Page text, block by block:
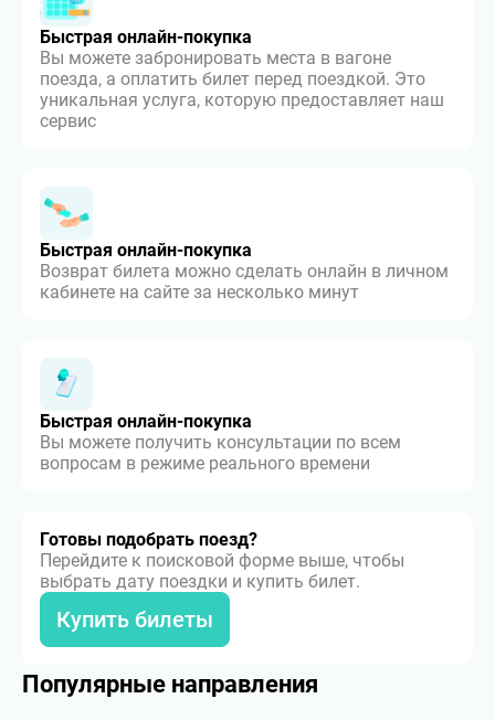
Быстрая онлайн-покупка
Вы можете забронировать места в вагоне
поезда, а оплатить билет перед поездкой. Это
уникальная услуга, которую предоставляет наш
сервис
Быстрая онлайн-покупка
Возврат билета можно сделать онлайн в личном
кабинете на сайте за несколько минут
Быстрая онлайн-покупка
Вы можете получить консультации по всем
вопросам в режиме реального времени
Готовы подобрать поезд?
Перейдите к поисковой форме выше, чтобы
выбрать дату поездки и купить билет.
Купить билеты
Популярные направления